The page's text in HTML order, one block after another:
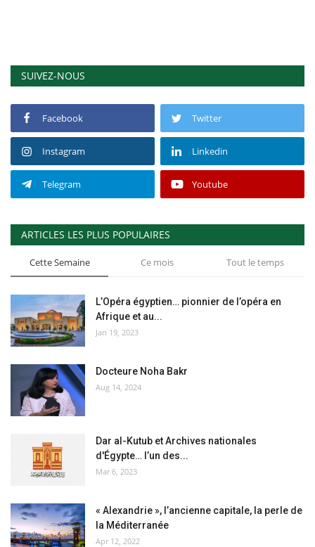
SUIVEZ-NOUS
Facebook Twitter
Instagram Linkedin
Telegram Youtube
ARTICLES LES PLUS POPULAIRES
Cette Semaine Ce mois Tout le temps
L’Opéra égyptien… pionnier de l’opéra en
Afrique et au...
Jan 19, 2023
Docteure Noha Bakr
Aug 14, 2024
Dar al-Kutub et Archives nationales
d'Égypte… l’un des...
Mar 6, 2023
« Alexandrie », l’ancienne capitale, la perle de
la Méditerranée
Apr 12, 2022